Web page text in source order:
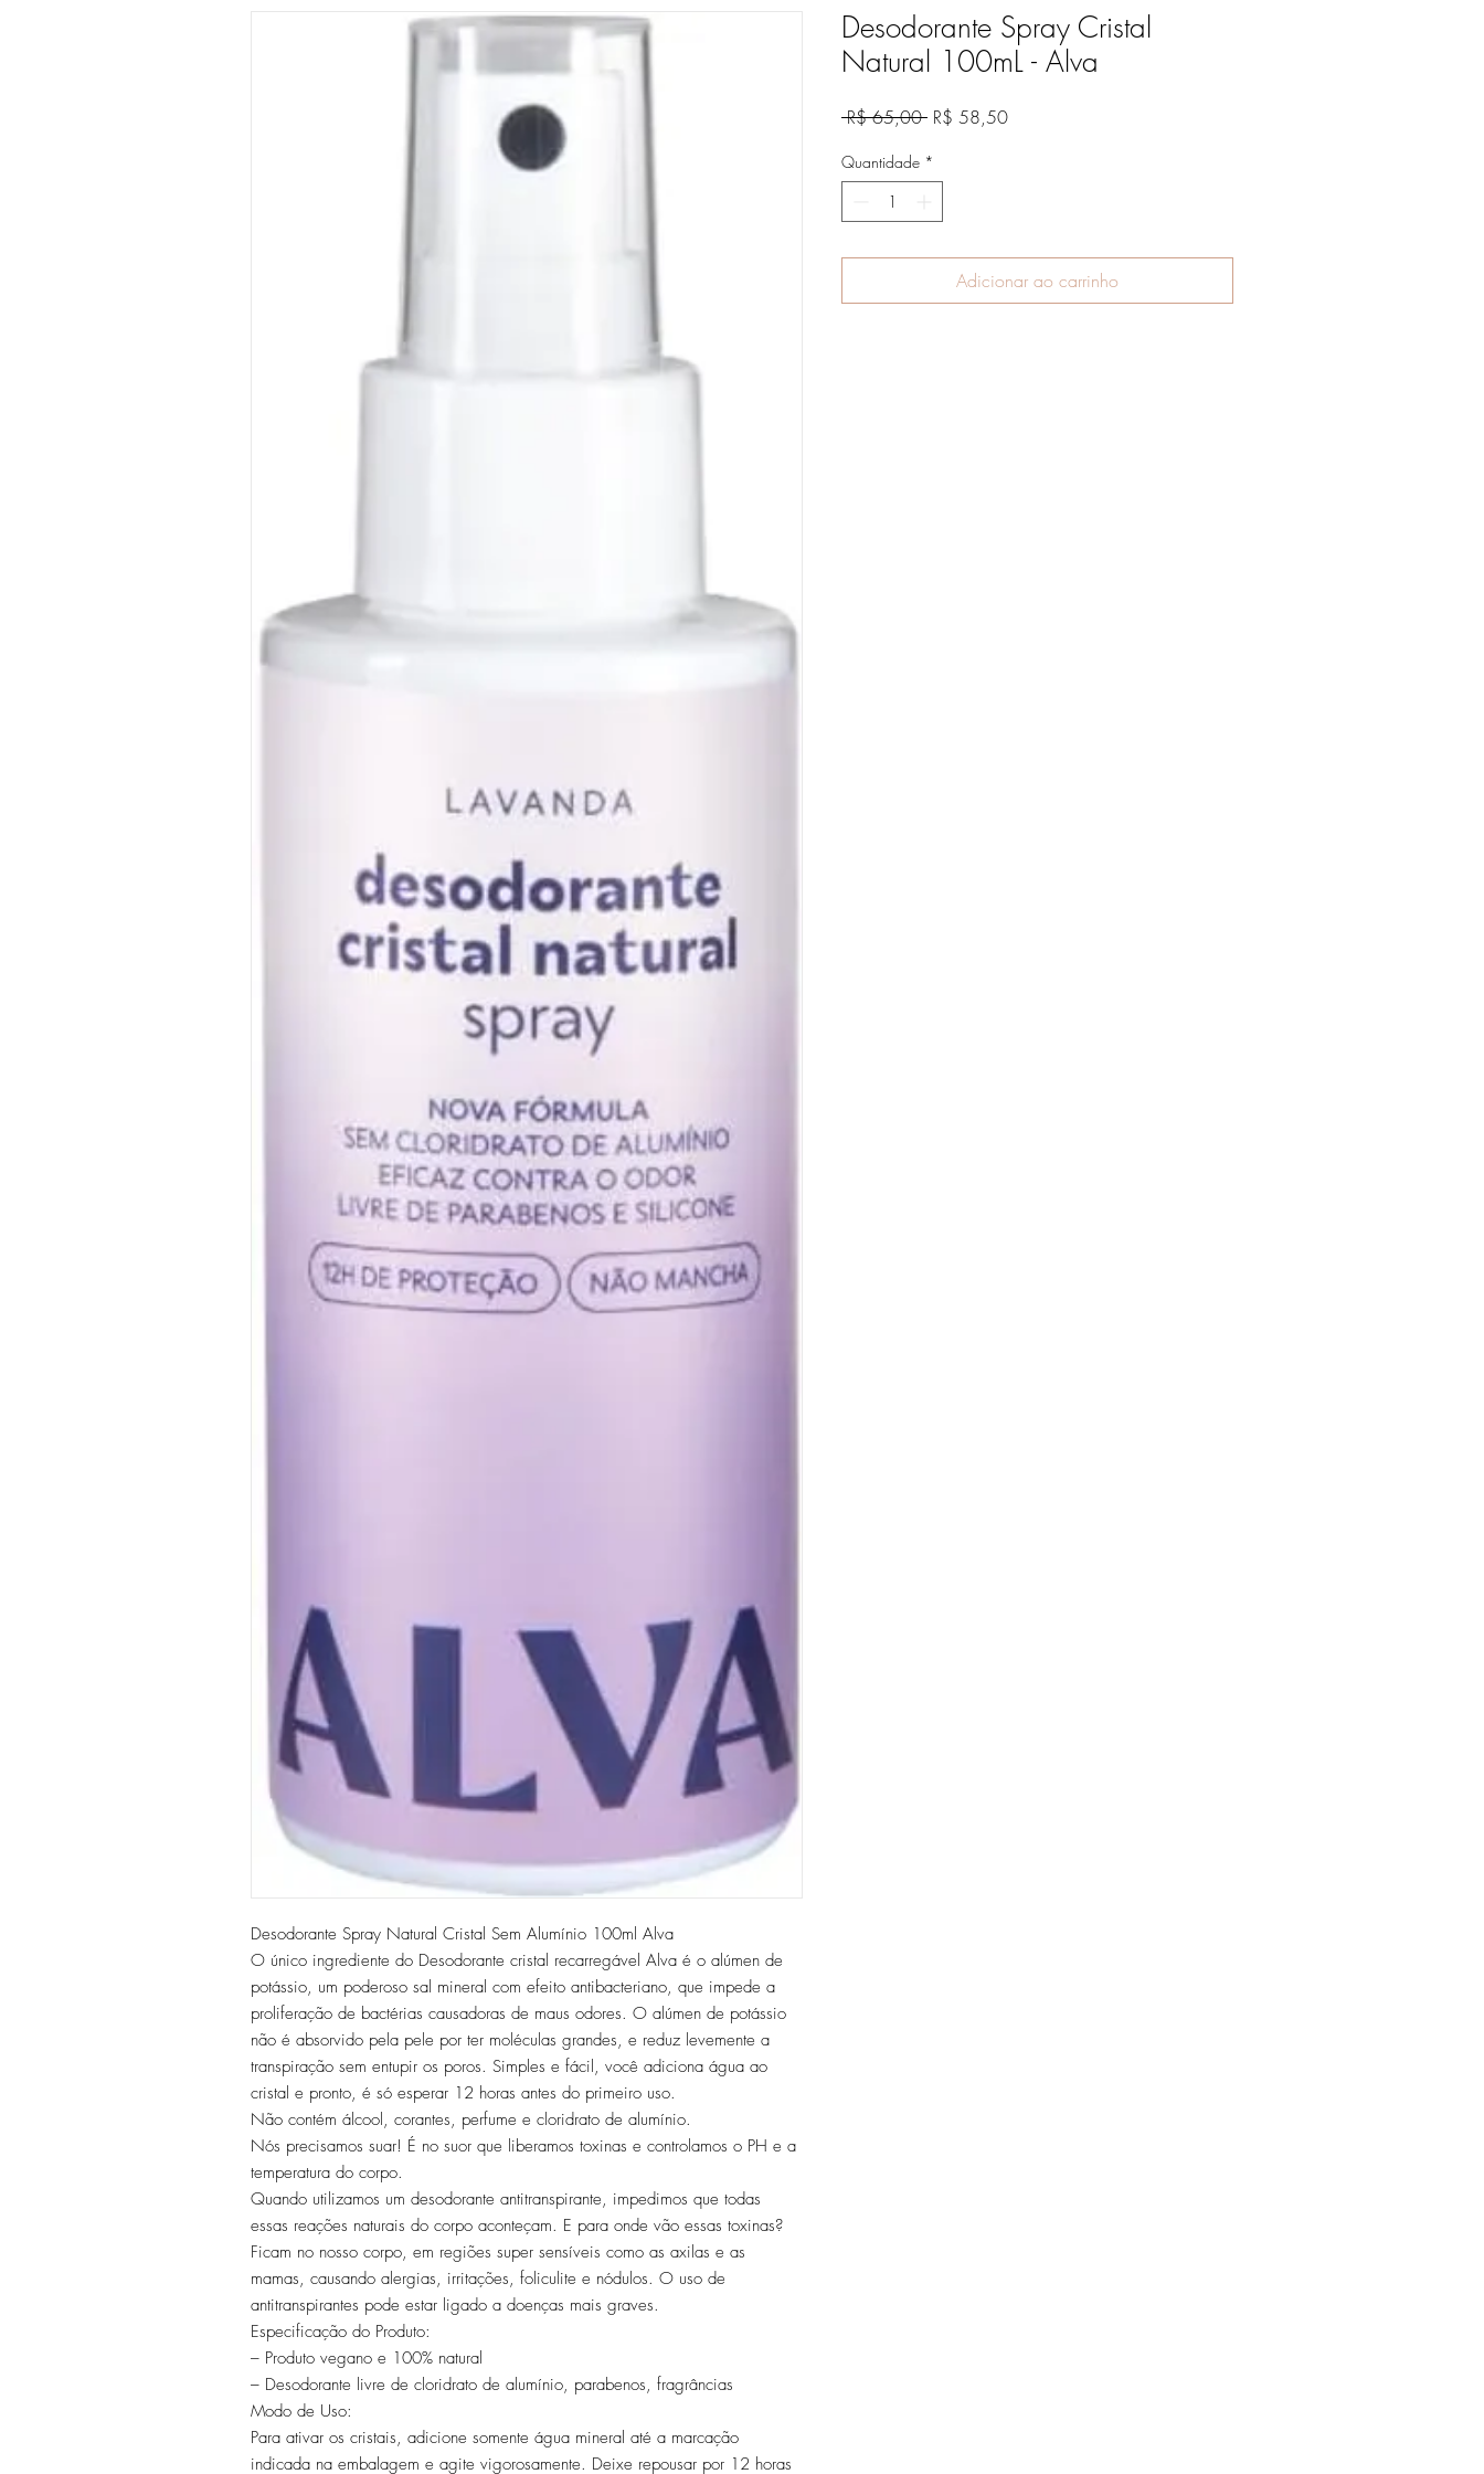
Desodorante Spray Natural Cristal Sem Alumínio 100ml Alva
O único ingrediente do Desodorante cristal recarregável Alva é o alúmen de
potássio, um poderoso sal mineral com efeito antibacteriano, que impede a
proliferação de bactérias causadoras de maus odores. O alúmen de potássio
não é absorvido pela pele por ter moléculas grandes, e reduz levemente a
transpiração sem entupir os poros. Simples e fácil, você adiciona água ao
cristal e pronto, é só esperar 12 horas antes do primeiro uso.
Não contém álcool, corantes, perfume e cloridrato de alumínio.
Nós precisamos suar! É no suor que liberamos toxinas e controlamos o PH e a
temperatura do corpo.
Quando utilizamos um desodorante antitranspirante, impedimos que todas
essas reações naturais do corpo aconteçam. E para onde vão essas toxinas?
Ficam no nosso corpo, em regiões super sensíveis como as axilas e as
mamas, causando alergias, irritações, foliculite e nódulos. O uso de
antitranspirantes pode estar ligado a doenças mais graves.
Especificação do Produto:
– Produto vegano e 100% natural
– Desodorante livre de cloridrato de alumínio, parabenos, fragrâncias
Modo de Uso:
Para ativar os cristais, adicione somente água mineral até a marcação
indicada na embalagem e agite vigorosamente. Deixe repousar por 12 horas
Desodorante Spray Cristal
Natural 100mL - Alva
R$ 65,00 Preço
R$ 58,50Preço
Quantidade *
Adicionar ao carrinho